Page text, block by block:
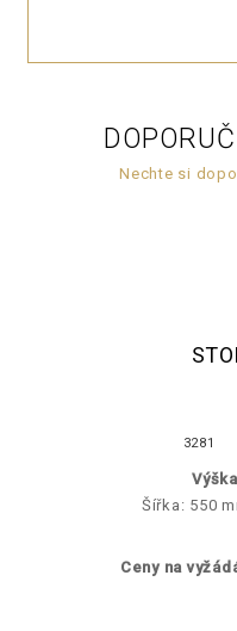
Nechte si
3281
Šířka: 550
Ceny na